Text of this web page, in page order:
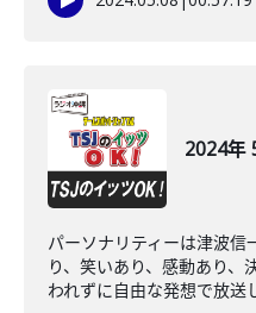
2024年
パーソナリティーは津波信
り、笑いあり、感動あり、
われずに自由な発想で放送